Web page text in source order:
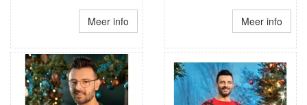
Meer info Meer info